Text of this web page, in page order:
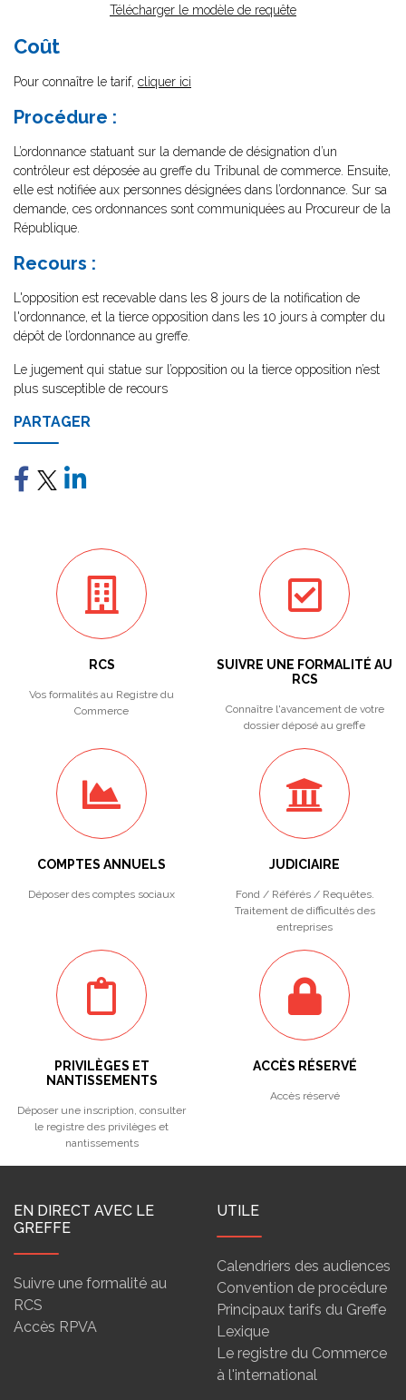
Télécharger le modèle de requête
Coût
Pour connaître le tarif, cliquer ici
Procédure :
L’ordonnance statuant sur la demande de désignation d’un
contrôleur est déposée au greffe du Tribunal de commerce. Ensuite,
elle est notifiée aux personnes désignées dans l’ordonnance. Sur sa
demande, ces ordonnances sont communiquées au Procureur de la
République.
Recours :
L'opposition est recevable dans les 8 jours de la notification de
l'ordonnance, et la tierce opposition dans les 10 jours à compter du
dépôt de l’ordonnance au greffe.
Le jugement qui statue sur l’opposition ou la tierce opposition n’est
plus susceptible de recours
PARTAGER
RCS
Vos formalités au Registre du
Commerce
SUIVRE UNE FORMALITÉ AU
RCS
Connaître l'avancement de votre
dossier déposé au greffe
COMPTES ANNUELS
Déposer des comptes sociaux
JUDICIAIRE
Fond / Référés / Requêtes.
Traitement de difficultés des
entreprises
PRIVILÈGES ET
NANTISSEMENTS
Déposer une inscription, consulter
le registre des privilèges et
nantissements
ACCÈS RÉSERVÉ
Accès réservé
EN DIRECT AVEC LE
GREFFE
Suivre une formalité au
RCS
Accès RPVA
UTILE
Calendriers des audiences
Convention de procédure
Principaux tarifs du Greffe
Lexique
Le registre du Commerce
à l'international